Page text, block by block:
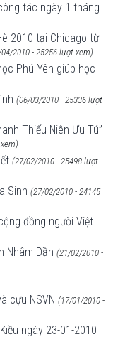
tác ngày 1 tháng
2010 tại Chicago từ
2010 - 25256 lượt xem)
Phú Yên giúp học
(06/03/2010 - 25336 lượt
Thiếu Niên Ưu Tú”
(27/02/2010 - 25498 lượt
Sinh (27/02/2010 - 24145
đồng người Việt
Nhâm Dần (21/02/2010 -
cựu NSVN (17/01/2010 -
ngày 23-01-2010